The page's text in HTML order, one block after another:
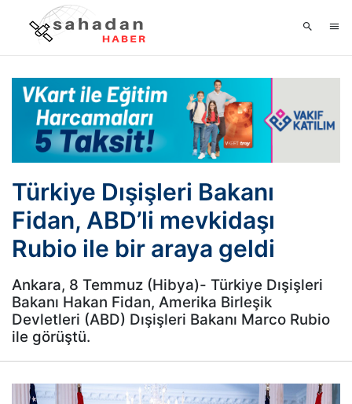
Türkiye Dışişleri Bakanı
Fidan, ABD’li mevkidaşı
Rubio ile bir araya geldi
Ankara, 8 Temmuz (Hibya)- Türkiye Dışişleri
Bakanı Hakan Fidan, Amerika Birleşik
Devletleri (ABD) Dışişleri Bakanı Marco Rubio
ile görüştü.